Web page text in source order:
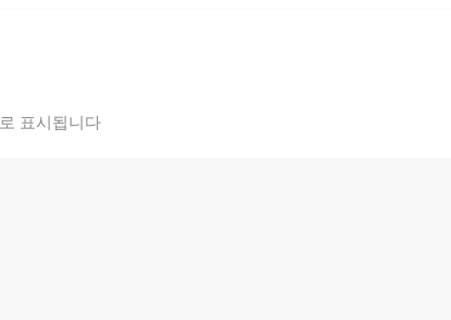
로 표시됩니다